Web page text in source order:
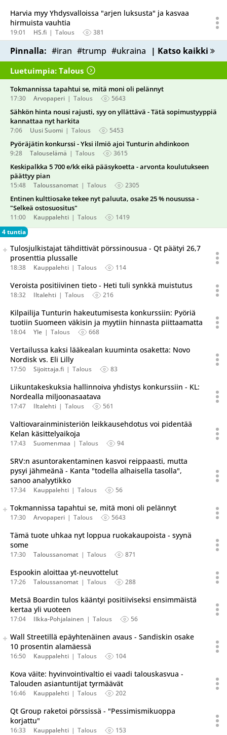
Harvia myy Yhdysvalloissa "arjen luksusta" ja kasvaa
hirmuista vauhtia
19:01 HS.fi Talous 381
Pinnalla: #iran #trump #ukraina | Katso kaikki
Luetuimpia: Talous
Tokmannissa tapahtui se, mitä moni oli pelännyt
17:30 Arvopaperi Talous 5643
Sähkön hinta nousi rajusti, syy on yllättävä - Tätä sopimustyyppiä
kannattaa nyt harkita
7:06 Uusi Suomi Talous 5453
Pyöräjätin konkurssi - Yksi ilmiö ajoi Tunturin ahdinkoon
9:28 Talouselämä Talous 3615
Keskipalkka 5 700 e/kk eikä pääsykoetta - arvonta koulutukseen
päättyy pian
15:48 Taloussanomat Talous 2305
Entinen kulttiosake tekee nyt paluuta, osake 25 % nousussa -
"Selkeä ostosuositus"
11:00 Kauppalehti Talous
1419
4 tuntia
Seuraava uutinen on julkaistu useassa eri lähteessä.
Listaa uutisen kaikki versiot
Tulosjulkistajat tähdittivät pörssinousua - Qt päätyi 26,7
prosenttia plussalle
18:38 Kauppalehti Talous 114
Veroista positiivinen tieto - Heti tuli synkkä muistutus
18:32 Iltalehti Talous 216
Kilpailija Tunturin hakeutumisesta konkurssiin: Pyöriä
tuotiin Suomeen väkisin ja myytiin hinnasta piittaamatta
18:04 Yle Talous 668
Vertailussa kaksi lääkealan kuuminta osaketta: Novo
Nordisk vs. Eli Lilly
17:50 Sijoittaja.fi Talous 83
Liikuntakeskuksia hallinnoiva yhdistys konkurssiin - KL:
Nordealla miljoonasaatava
17:47 Iltalehti Talous 561
Valtiovarainministeriön leikkausehdotus voi pidentää
Kelan käsittelyaikoja
17:43 Suomenmaa Talous 94
SRV:n asuntorakentaminen kasvoi reippaasti, mutta
pysyi jähmeänä - Kanta "todella alhaisella tasolla",
sanoo analyytikko
17:34 Kauppalehti Talous 56
Seuraava uutinen on julkaistu useassa eri lähteessä.
Listaa uutisen kaikki versiot
Tokmannissa tapahtui se, mitä moni oli pelännyt
17:30 Arvopaperi Talous 5643
Tämä tuote uhkaa nyt loppua ruokakaupoista - syynä
some
17:30 Taloussanomat Talous 871
Espookin aloittaa yt-neuvottelut
17:26 Taloussanomat Talous 288
Metsä Boardin tulos kääntyi positiiviseksi ensimmäistä
kertaa yli vuoteen
17:04 Ilkka-Pohjalainen Talous 56
Seuraava uutinen on julkaistu useassa eri lähteessä.
Listaa uutisen kaikki versiot
Wall Streetillä epäyhtenäinen avaus - Sandiskin osake
10 prosentin alamäessä
16:50 Kauppalehti Talous 104
Kova väite: hyvinvointivaltio ei vaadi talouskasvua -
Talouden asiantuntijat tyrmäävät
16:46 Kauppalehti Talous 202
Qt Group raketoi pörssissä - "Pessimismikuoppa
korjattu"
16:33 Kauppalehti Talous 153